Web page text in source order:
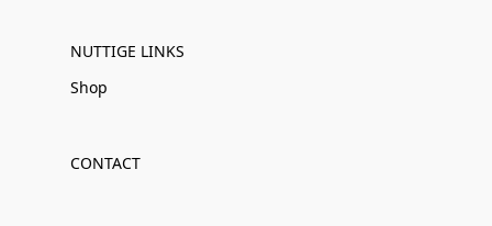
NUTTIGE LINKS
Shop
CONTACT